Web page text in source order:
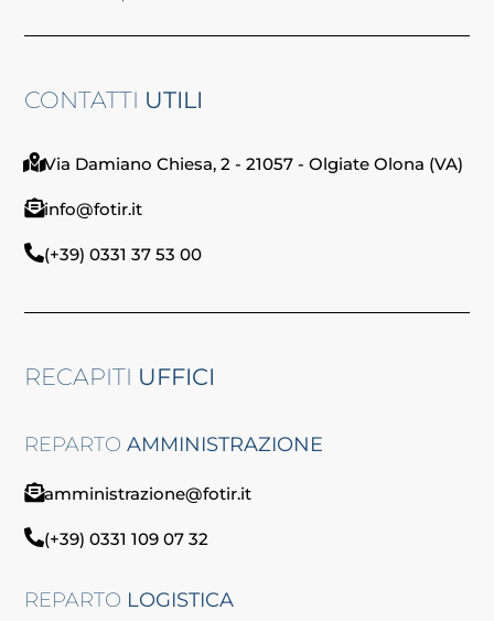
CONTATTI UTILI
Via Damiano Chiesa, 2 - 21057 - Olgiate Olona (VA)
info@fotir.it
(+39) 0331 37 53 00
RECAPITI UFFICI
REPARTOAMMINISTRAZIONE
amministrazione@fotir.it
(+39) 0331 109 07 32
REPARTO LOGISTICA